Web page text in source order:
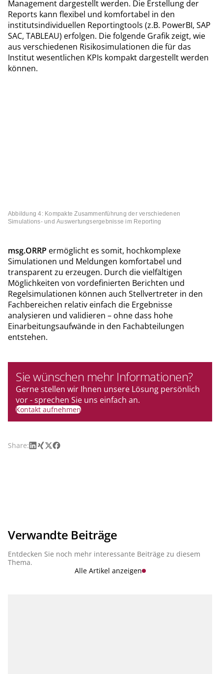
Management dargestellt werden. Die Erstellung der
Reports kann flexibel und komfortabel in den
institutsindividuellen Reportingtools (z.B. PowerBI, SAP
SAC, TABLEAU) erfolgen. Die folgende Grafik zeigt, wie
aus verschiedenen Risikosimulationen die für das
Institut wesentlichen KPIs kompakt dargestellt werden
können.
Abbildung 4: Kompakte Zusammenführung der verschiedenen
Simulations- und Auswertungsergebnisse im Reporting
msg.ORRP ermöglicht es somit, hochkomplexe
Simulationen und Meldungen komfortabel und
transparent zu erzeugen. Durch die vielfältigen
Möglichkeiten von vordefinierten Berichten und
Regelsimulationen können auch Stellvertreter in den
Fachbereichen relativ einfach die Ergebnisse
analysieren und validieren – ohne dass hohe
Einarbeitungsaufwände in den Fachabteilungen
entstehen.
Sie wünschen mehr Informationen?
Gerne stellen wir Ihnen unsere Lösung persönlich
vor - sprechen Sie uns einfach an.
Kontakt aufnehmen
Share:LinkedIn
Xing
X Facebook
Verwandte Beiträge
Entdecken Sie noch mehr interessante Beiträge zu diesem
Thema.
Alle Artikel anzeigen